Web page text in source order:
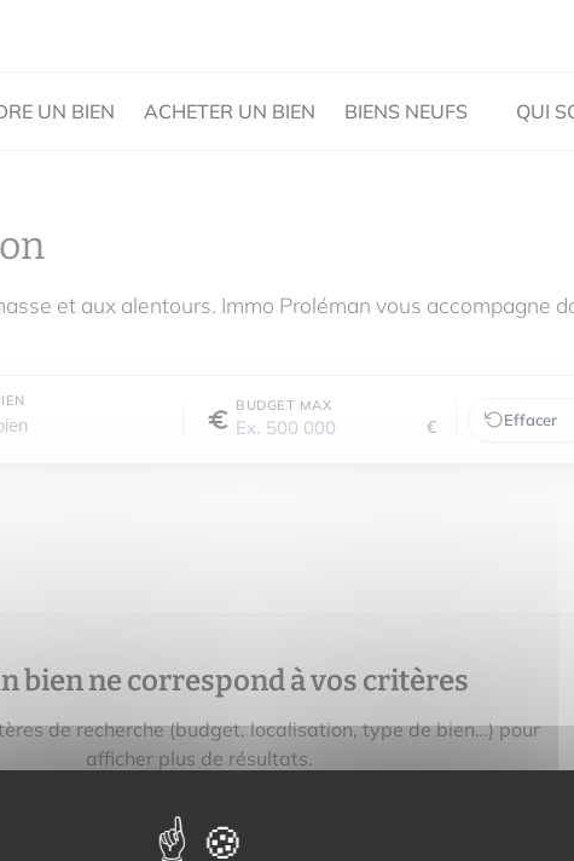
UN BIEN ACHETER UN BIEN BIENS NEUFS QUI
et aux alentours. Immo Proléman vous accompagne
BUDGET MAX
€ Effacer
bien ne correspond à vos critères
de recherche (budget, localisation, type de bien…) pour
afficher plus de résultats.
à votre recherche sera mis en ligne.